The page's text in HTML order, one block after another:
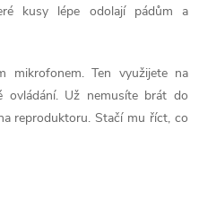
kusy lépe odolají pádům a
mikrofonem. Ten využijete na
ovládání. Už nemusíte brát do
reproduktoru. Stačí mu říct, co